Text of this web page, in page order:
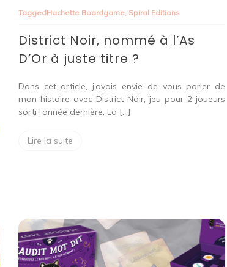
nommé
l’As
D’Or
à
titre ?
TaggedHachette Boardgame, Spiral Editions
District Noir, nommé à l’As
D’Or à juste titre ?
Dans cet article, j’avais envie de vous parler de
mon histoire avec District Noir, jeu pour 2 joueurs
sorti l’année dernière. La […]
Lire la suite